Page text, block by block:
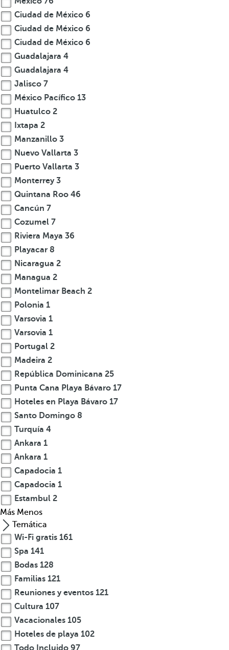
Ciudad de México 6
Ciudad de México 6
Ciudad de México 6
Guadalajara 4
Guadalajara 4
Jalisco 7
México Pacífico 13
Huatulco 2
Ixtapa 2
Manzanillo 3
Nuevo Vallarta 3
Puerto Vallarta 3
Monterrey3
Quintana Roo 46
Cancún 7
Cozumel 7
Riviera Maya 36
Playacar 8
Nicaragua 2
Managua 2
Montelimar Beach 2
Polonia 1
Varsovia 1
Varsovia 1
Portugal 2
Madeira 2
República Dominicana 25
Punta Cana Playa Bávaro 17
Hoteles en Playa Bávaro 17
Santo Domingo 8
Turquía 4
Ankara 1
Ankara 1
Capadocia 1
Capadocia 1
Estambul 2
Más Menos
Temática
Wi-Fi gratis 161
Spa 141
Bodas 128
Familias 121
Reuniones y eventos 121
Cultura 107
Vacacionales 105
Hoteles de playa 102
Todo Incluido 97